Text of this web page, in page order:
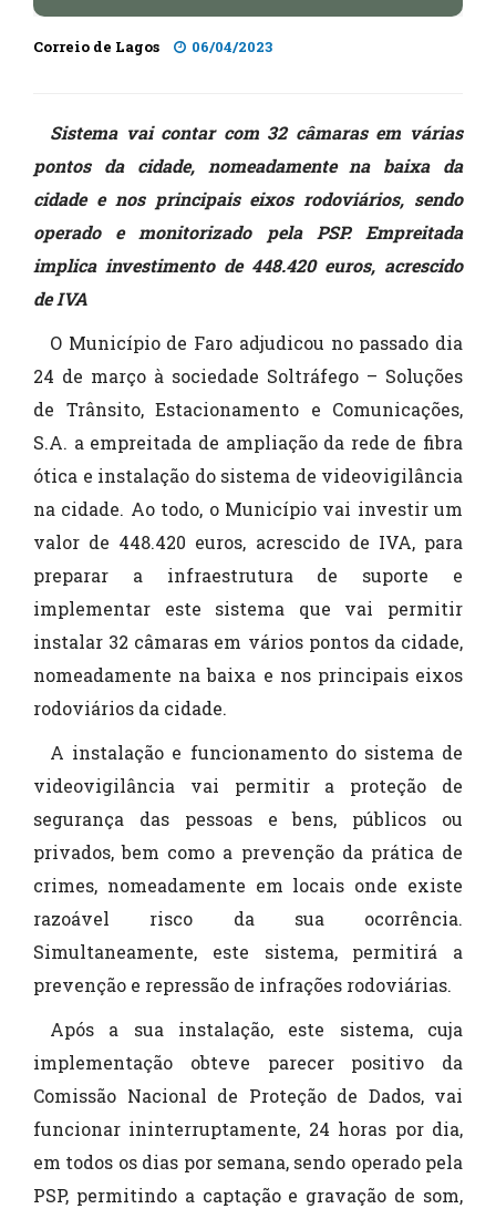
Correio de Lagos 06/04/2023
Sistema vai contar com 32 câmaras em várias
pontos da cidade, nomeadamente na baixa da
cidade e nos principais eixos rodoviários, sendo
operado e monitorizado pela PSP. Empreitada
implica investimento de 448.420 euros, acrescido
de IVA
O Município de Faro adjudicou no passado dia
24 de março à sociedade Soltráfego – Soluções
de Trânsito, Estacionamento e Comunicações,
S.A. a empreitada de ampliação da rede de fibra
ótica e instalação do sistema de videovigilância
na cidade. Ao todo, o Município vai investir um
valor de 448.420 euros, acrescido de IVA, para
preparar a infraestrutura de suporte e
implementar este sistema que vai permitir
instalar 32 câmaras em vários pontos da cidade,
nomeadamente na baixa e nos principais eixos
rodoviários da cidade.
A instalação e funcionamento do sistema de
videovigilância vai permitir a proteção de
segurança das pessoas e bens, públicos ou
privados, bem como a prevenção da prática de
crimes, nomeadamente em locais onde existe
razoável risco da sua ocorrência.
Simultaneamente, este sistema, permitirá a
prevenção e repressão de infrações rodoviárias.
Após a sua instalação, este sistema, cuja
implementação obteve parecer positivo da
Comissão Nacional de Proteção de Dados, vai
funcionar ininterruptamente, 24 horas por dia,
em todos os dias por semana, sendo operado pela
PSP, permitindo a captação e gravação de som,